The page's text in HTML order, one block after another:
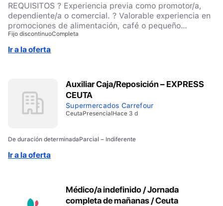
REQUISITOS ? Experiencia previa como promotor/a,
dependiente/a o comercial. ? Valorable experiencia en
promociones de alimentación, café o pequeño
electrodoméstico. ? Vehículo propio para el transporte
del material promocional. ? Buenas habilidades
comunicativas y orientación al cliente. ? Persona
proyecto estable en el horario indicado.
Fijo discontinuoCompleta
Ir a la oferta
Auxiliar Caja/Reposición – EXPRESS
CEUTA
Supermercados Carrefour
CeutaPresencialHace 3 d
De duración determinadaParcial – Indiferente
Ir a la oferta
Médico/a indefinido / Jornada
completa de mañanas / Ceuta